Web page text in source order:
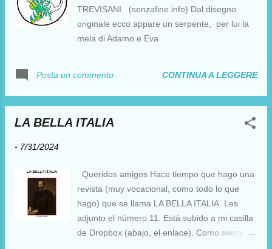
TREVISANI (senzafine.info) Dal disegno
originale ecco appare un serpente, per lui la
mela di Adamo e Eva
Posta un commento CONTINUA A LEGGERE
LA BELLA ITALIA
- 7/31/2024
Queridos amigos Hace tiempo que hago una
revista (muy vocacional, como todo lo que
hago) que se llama LA BELLA ITALIA. Les
adjunto el número 11. Está subido a mi casilla
de Dropbox (abajo, el enlace). Como siempre